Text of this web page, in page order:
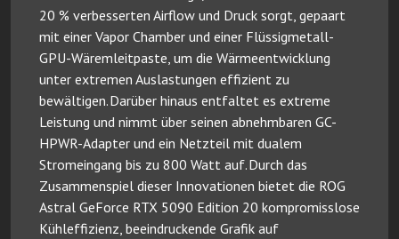
20 % verbesserten Airflow und Druck sorgt, gepaart
mit einer Vapor Chamber und einer Flüssigmetall-
GPU-Wäremleitpaste, um die Wärmeentwicklung
unter extremen Auslastungen effizient zu
bewältigen. Darüber hinaus entfaltet es extreme
Leistung und nimmt über seinen abnehmbaren GC-
HPWR-Adapter und ein Netzteil mit dualem
Stromeingang bis zu 800 Watt auf. Durch das
Zusammenspiel dieser Innovationen bietet die ROG
Astral GeForce RTX 5090 Edition 20 kompromisslose
Kühleffizienz, beeindruckende Grafik auf